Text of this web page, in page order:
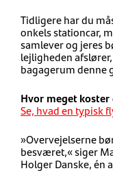
Tidligere har du
onkels stationcar,
samlever og jeres
lejligheden
bagagerum denne
Hvor meget
Se, hvad en typisk
»Overvejelserne
besværet,« siger
Holger Danske, én